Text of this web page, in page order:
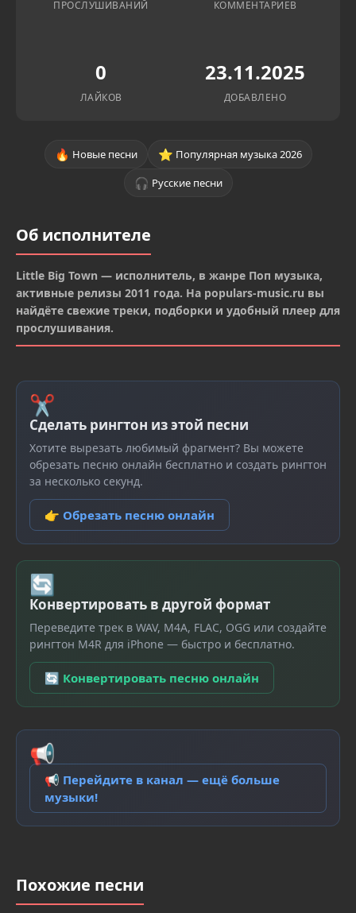
ПРОСЛУШИВАНИЙ КОММЕНТАРИЕВ
0
ЛАЙКОВ
23.11.2025
ДОБАВЛЕНО
🔥 Новые песни ⭐ Популярная музыка 2026
🎧 Русские песни
Об исполнителе
Little Big Town — исполнитель, в жанре Поп музыка,
активные релизы 2011 года. На populars-music.ru вы
найдёте свежие треки, подборки и удобный плеер для
прослушивания.
✂
Сделать рингтон из этой песни
Хотите вырезать любимый фрагмент? Вы можете
обрезать песню онлайн бесплатно и создать рингтон
за несколько секунд.
👉 Обрезать песню онлайн
🔄
Конвертировать в другой формат
Переведите трек в WAV, M4A, FLAC, OGG или создайте
рингтон M4R для iPhone — быстро и бесплатно.
🔄 Конвертировать песню онлайн
📢
📢 Перейдите в канал — ещё больше
музыки!
Похожие песни